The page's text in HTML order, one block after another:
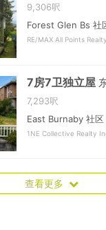
9,306呎
Forest Glen Bs 社
RE/MAX All Points Realty
7房7卫独立屋
7,293呎
East Burnaby 社区
1NE Collective Realty
查看更多